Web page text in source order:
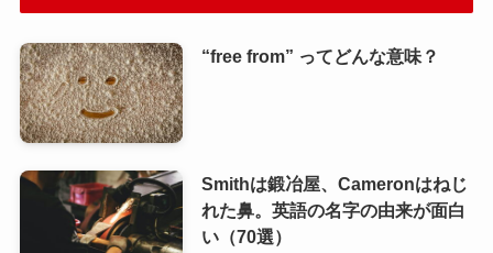
“free from” ってどんな意味？
Smithは鍛冶屋、Cameronはねじ
れた鼻。英語の名字の由来が面白
い（70選）